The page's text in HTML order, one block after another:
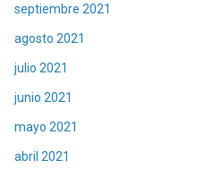
septiembre 2021
agosto 2021
julio 2021
junio 2021
mayo 2021
abril 2021